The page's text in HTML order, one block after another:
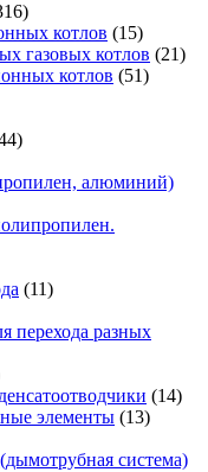
котлов (15)
газовых котлов (21)
котлов (51)
алюминий)
(11)
перехода разных
(14)
элементы (13)
система)